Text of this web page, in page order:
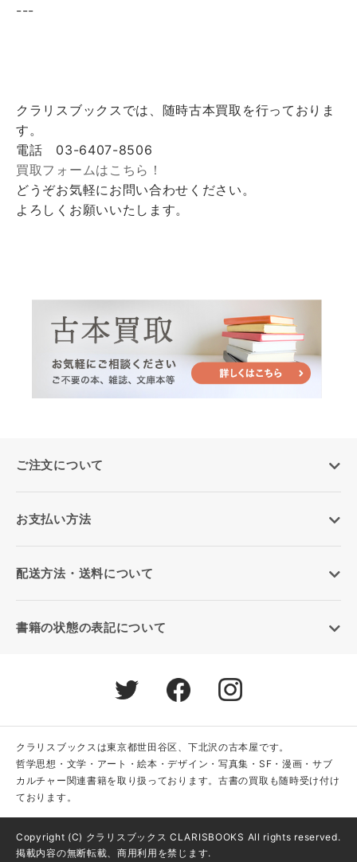
---
クラリスブックスでは、随時古本買取を行っておりま
す。
電話 03-6407-8506
買取フォームはこちら！
どうぞお気軽にお問い合わせください。
よろしくお願いいたします。
ご注文について
お支払い方法
配送方法・送料について
書籍の状態の表記について
クラリスブックスは東京都世田谷区、下北沢の古本屋です。
哲学思想・文学・アート・絵本・デザイン・写真集・SF・漫画・サブ
カルチャー関連書籍を取り扱っております。古書の買取も随時受け付け
ております。
Copyright (C) クラリスブックス CLARISBOOKS All rights reserved.
掲載内容の無断転載、商用利用を禁じます.